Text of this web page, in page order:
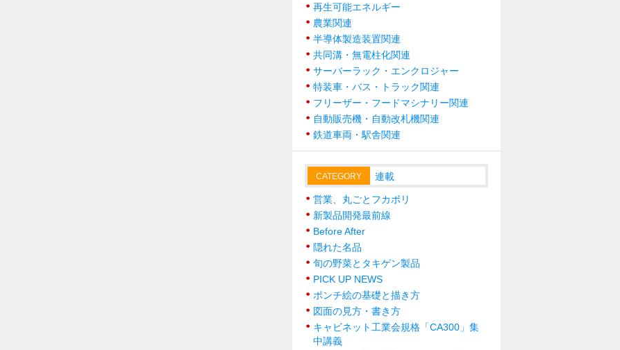
再生可能エネルギー
農業関連
半導体製造装置関連
共同溝・無電柱化関連
サーバーラック・エンクロジャー
特装車・バス・トラック関連
フリーザー・フードマシナリー関連
自動販売機・自動改札機関連
鉄道車両・駅舎関連
CATEGORY 連載
営業、丸ごとフカボリ
新製品開発最前線
Before After
隠れた名品
旬の野菜とタキゲン製品
PICK UP NEWS
ポンチ絵の基礎と描き方
図面の見方・書き方
キャビネット工業会規格「CA300」集
中講義